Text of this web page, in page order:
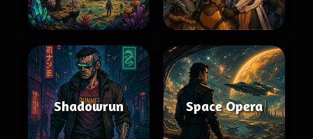
Shadowrun Space Opera